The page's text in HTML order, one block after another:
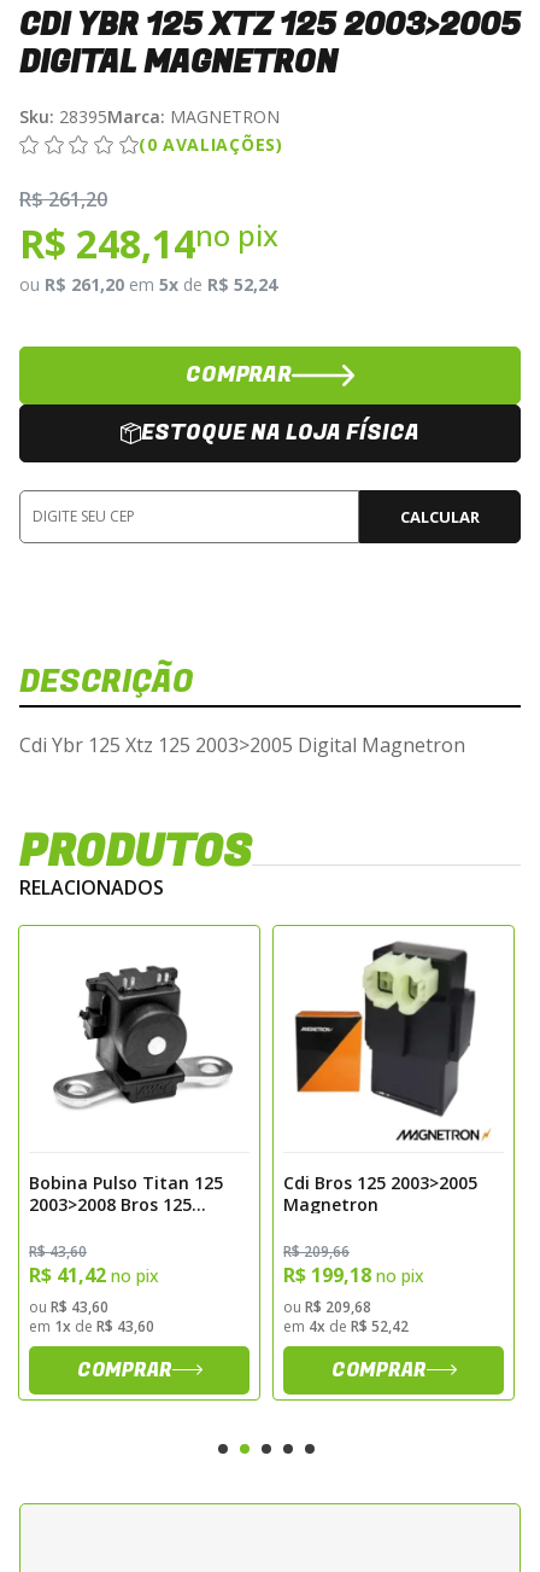
CDI YBR 125 XTZ 125 2003>2005
DIGITAL MAGNETRON
Sku: 28395Marca: MAGNETRON
(0 AVALIAÇÕES)
R$ 261,20
R$ 248,14no pix
ou R$ 261,20 em 5x de R$ 52,24
COMPRAR
ESTOQUE NA LOJA FÍSICA
CALCULAR
DESCRIÇÃO
Cdi Ybr 125 Xtz 125 2003>2005 Digital Magnetron
PRODUTOS
RELACIONADOS
Bobina Pulso Titan 125
2003>2008 Bros 125
R$ 43,60
R$ 41,42 no pix
ou R$ 43,60
em 1x de R$ 43,60
COMPRAR
Cdi Bros 125 2003>2005
Magnetron
R$ 209,66
R$ 199,18 no pix
ou R$ 209,68
em 4x de R$ 52,42
COMPRAR